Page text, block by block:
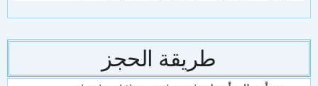
طريقة الحجز